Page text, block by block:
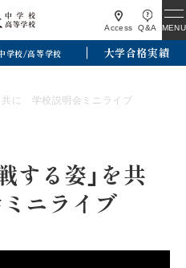
Access Q&A MENU
学校/高等学校 大学合格実績
共に 学校説明会ミニライブ
する姿」を共
ニライブ